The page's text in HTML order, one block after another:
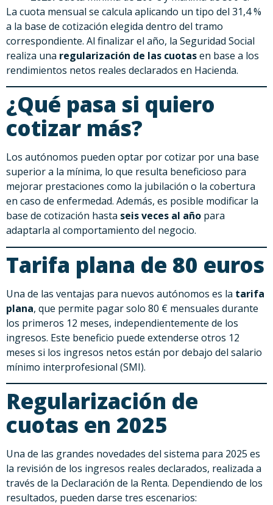
La cuota mensual se calcula aplicando un tipo del 31,4 %
a la base de cotización elegida dentro del tramo
correspondiente. Al finalizar el año, la Seguridad Social
realiza una regularización de las cuotasen base a los
rendimientos netos reales declarados en Hacienda.
¿Qué pasa si quiero
cotizar más?
Los autónomos pueden optar por cotizar por una base
superior a la mínima, lo que resulta beneficioso para
mejorar prestaciones como la jubilación o la cobertura
en caso de enfermedad. Además, es posible modificar la
base de cotización hasta seis veces al año para
adaptarla al comportamiento del negocio.
Tarifa plana de 80 euros
Una de las ventajas para nuevos autónomos es la tarifa
plana, que permite pagar solo 80 € mensuales durante
los primeros 12 meses, independientemente de los
ingresos. Este beneficio puede extenderse otros 12
meses si los ingresos netos están por debajo del salario
mínimo interprofesional (SMI).
Regularización de
cuotas en 2025
Una de las grandes novedades del sistema para 2025 es
la revisión de los ingresos reales declarados, realizada a
través de la Declaración de la Renta. Dependiendo de los
resultados, pueden darse tres escenarios: